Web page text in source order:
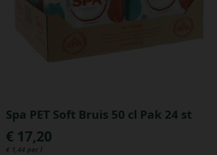
Spa PET Soft Bruis 50 cl Pak 24 st
€ 17,20
€ 1,44 per l